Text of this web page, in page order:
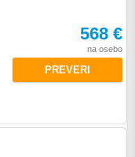
568 €
na osebo
PREVERI